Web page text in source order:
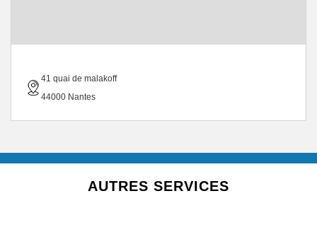
41 quai de malakoff
44000 Nantes
AUTRES SERVICES